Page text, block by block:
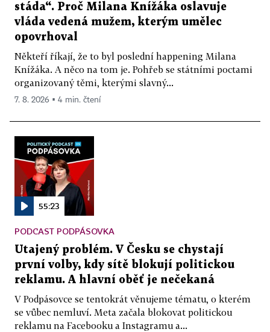
stáda“. Proč Milana Knížáka oslavuje
vláda vedená mužem, kterým umělec
opovrhoval
Někteří říkají, že to byl poslední happening Milana
Knížáka. A něco na tom je. Pohřeb se státními poctami
organizovaný těmi, kterými slavný...
7. 8. 2026 ▪ 4 min. čtení
55:23
PODCAST PODPÁSOVKA
Utajený problém. V Česku se chystají
první volby, kdy sítě blokují politickou
reklamu. A hlavní oběť je nečekaná
V Podpásovce se tentokrát věnujeme tématu, o kterém
se vůbec nemluví. Meta začala blokovat politickou
reklamu na Facebooku a Instagramu a...